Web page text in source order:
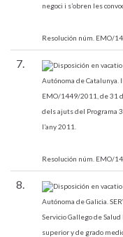
negoci i s’obren les
Resolución núm. EMO/
7.
Autónoma de Catalunya.
EMO/1449/2011, de 31
dels ajuts del Programa
l’any 2011.
Resolución núm. EMO/
8.
Autónoma de Galicia.
Servicio Gallego de
superior y de grado